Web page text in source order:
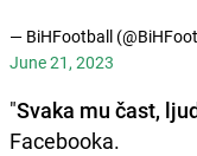
— BiHFootball
June 21, 2023
"Svaka mu čast,
Facebooka.